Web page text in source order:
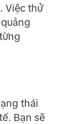
Việc thử
thái
Bạn sẽ